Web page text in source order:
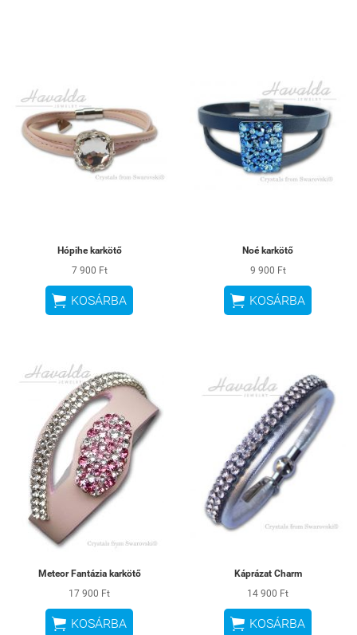
Hópihe karkötő
7 900 Ft
 KOSÁRBA
Noé karkötő
9 900 Ft
 KOSÁRBA
Meteor Fantázia karkötő
17 900 Ft
 KOSÁRBA
Káprázat Charm
14 900 Ft
 KOSÁRBA